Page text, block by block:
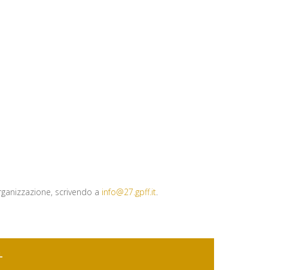
scrivendo a info@27.gpff.it.